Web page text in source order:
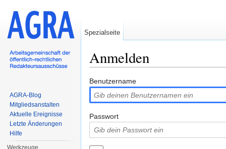
Anmelden
Benutzername
Passwort
Spezialseite
AGRA-Blog
Mitgliedsanstalten
Aktuelle Ereignisse
Letzte Änderungen
Hilfe
Werkzeuge